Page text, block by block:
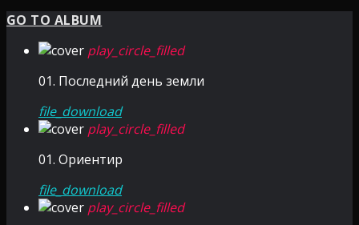
GO TO ALBUM
play_circle_filled
01. Последний день земли
file_download
play_circle_filled
01. Ориентир
file_download
play_circle_filled